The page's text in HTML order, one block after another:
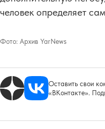
человек определяет
Фото: Архив YarNews
Оставить свои
«ВКонтакте».